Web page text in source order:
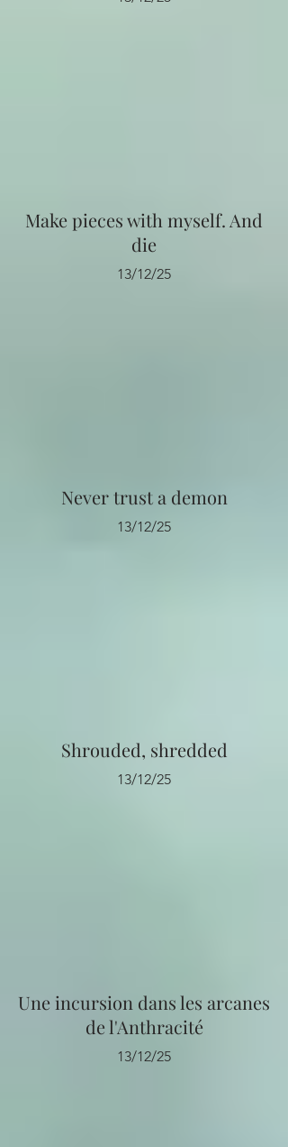
Make pieces with myself. And
die
13/12/25
Never trust a demon
13/12/25
Shrouded, shredded
13/12/25
Une incursion dans les arcanes
de l'Anthracité
13/12/25